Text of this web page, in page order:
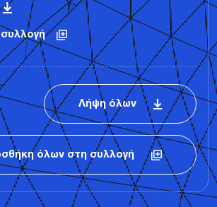
Λήψη όλων
όλων στη συλλογή